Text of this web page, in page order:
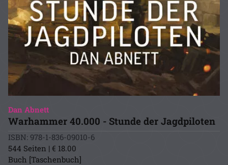
Dan Abnett
Warhammer 40.000 - Stunde der Jagdpiloten
ISBN: 978-1-836-09010-6
544 Seiten | € 18.00
Buch [Taschenbuch]